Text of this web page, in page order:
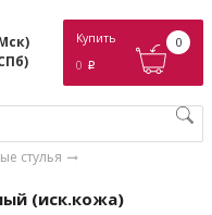
Купить
0 p
0
стулья
(иск.кожа)